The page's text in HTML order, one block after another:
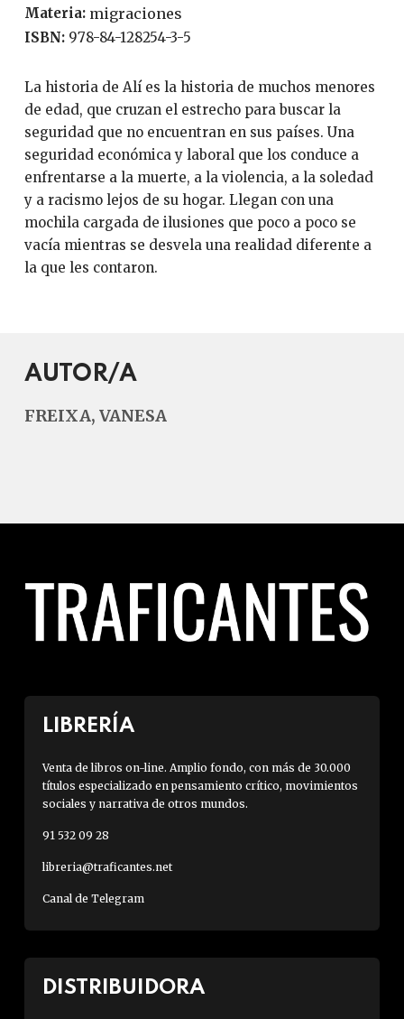
Materia: migraciones
ISBN: 978-84-128254-3-5
La historia de Alí es la historia de muchos menores
de edad, que cruzan el estrecho para buscar la
seguridad que no encuentran en sus países. Una
seguridad económica y laboral que los conduce a
enfrentarse a la muerte, a la violencia, a la soledad
y a racismo lejos de su hogar. Llegan con una
mochila cargada de ilusiones que poco a poco se
vacía mientras se desvela una realidad diferente a
la que les contaron.
AUTOR/A
FREIXA, VANESA
LIBRERÍA
Venta de libros on-line. Amplio fondo, con más de 30.000
títulos especializado en pensamiento crítico, movimientos
sociales y narrativa de otros mundos.
91 532 09 28
libreria@traficantes.net
Canal de Telegram
DISTRIBUIDORA